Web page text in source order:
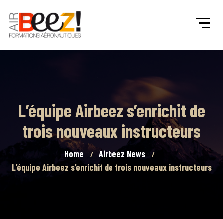
L’équipe Airbeez s’enrichit de
trois nouveaux instructeurs
Home
Airbeez News
L’équipe Airbeez s’enrichit de trois nouveaux instructeurs